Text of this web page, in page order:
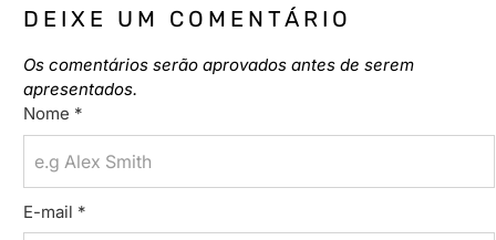
DEIXE UM COMENTÁRIO
Os comentários serão aprovados antes de serem
apresentados.
Nome *
E-mail *